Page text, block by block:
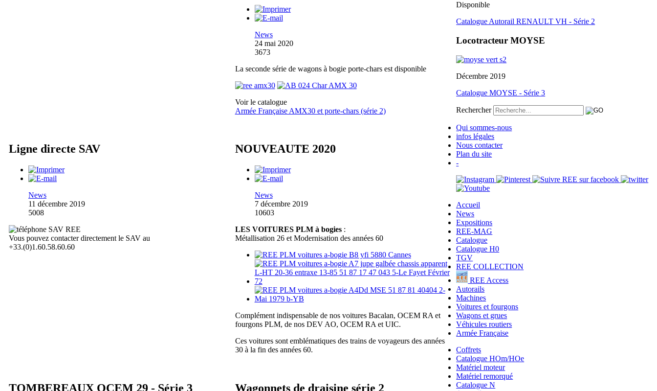
News
24 mai 2020
3673
La seconde série de wagons à bogie porte-chars est disponible
Voir le catalogue
Armée Française AMX30 et porte-chars (série 2)
Ligne directe SAV
News
11 décembre 2019
5008
Vous pouvez contacter directement le SAV au
+33.(0)1.60.58.60.60
NOUVEAUTE 2020
News
7 décembre 2019
10603
LES VOITURES PLM à bogies:
Métallisation 26 et Modernisation des années 60
Complément indispensable de nos voitures Bacalan, OCEM RA et
fourgons PLM, de nos DEV AO, OCEM RA et UIC.
Ces voitures sont emblématiques des trains de voyageurs des années
30 à la fin des années 60.
TOMBEREAUX OCEM 29 - Série 3 Wagonnets de draisine série 2
Disponible
Catalogue Autorail RENAULT VH - Série 2
Locotracteur MOYSE
Décembre 2019
Catalogue MOYSE - Série 3
Rechercher
Qui sommes-nous
infos légales
Nous contacter
Plan du site
-
Accueil
News
Expositions
REE-MAG
Catalogue
Catalogue H0
TGV
REE COLLECTION
REE Access
Autorails
Machines
Voitures et fourgons
Wagons et grues
Véhicules routiers
Armée Française
Coffrets
Catalogue HOm/HOe
Matériel moteur
Matériel remorqué
Catalogue N